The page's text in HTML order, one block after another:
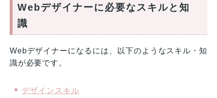
Webデザイナーに必要なスキルと知
識
Webデザイナーになるには、以下のようなスキル・知
識が必要です。
デザインスキル